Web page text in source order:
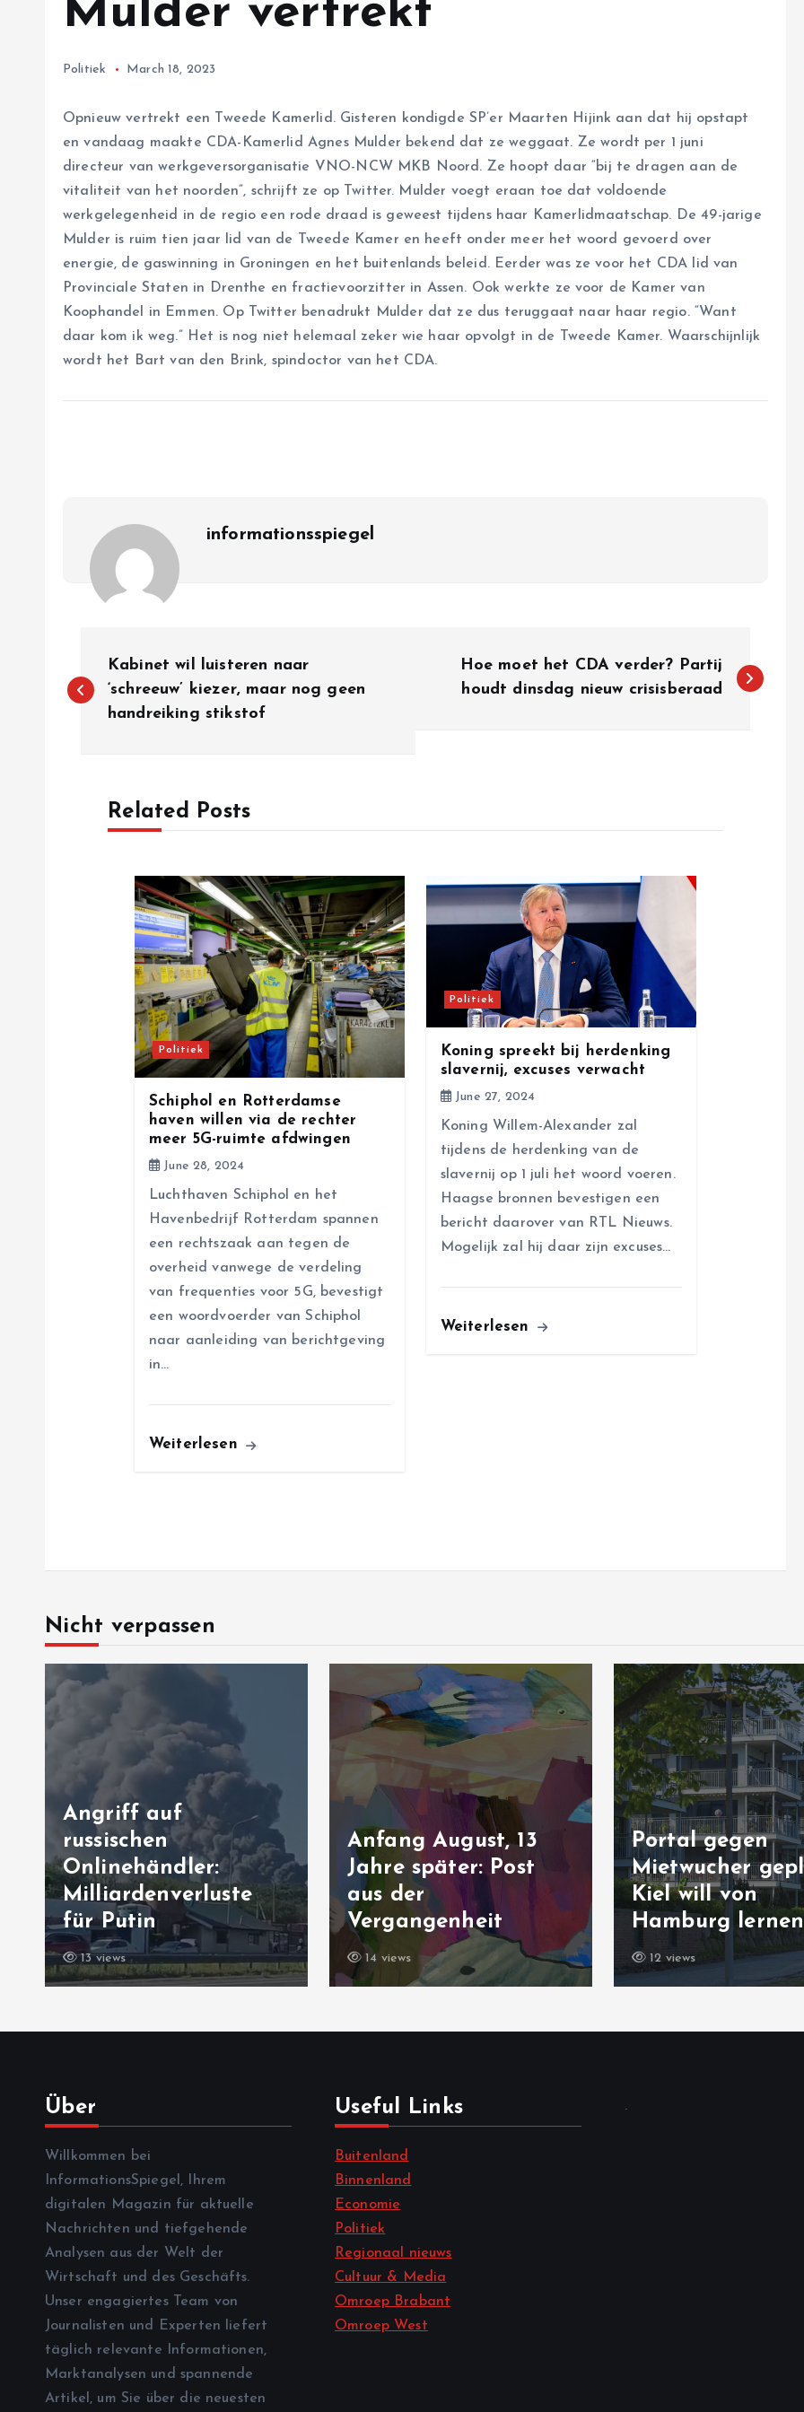
Mulder vertrekt
Politiek March 18, 2023
Opnieuw vertrekt een Tweede Kamerlid. Gisteren kondigde SP’er Maarten Hijink aan dat hij opstapt
en vandaag maakte CDA-Kamerlid Agnes Mulder bekend dat ze weggaat. Ze wordt per 1 juni
directeur van werkgeversorganisatie VNO-NCW MKB Noord. Ze hoopt daar “bij te dragen aan de
vitaliteit van het noorden”, schrijft ze op Twitter. Mulder voegt eraan toe dat voldoende
werkgelegenheid in de regio een rode draad is geweest tijdens haar Kamerlidmaatschap. De 49-jarige
Mulder is ruim tien jaar lid van de Tweede Kamer en heeft onder meer het woord gevoerd over
energie, de gaswinning in Groningen en het buitenlands beleid. Eerder was ze voor het CDA lid van
Provinciale Staten in Drenthe en fractievoorzitter in Assen. Ook werkte ze voor de Kamer van
Koophandel in Emmen. Op Twitter benadrukt Mulder dat ze dus teruggaat naar haar regio. “Want
daar kom ik weg.” Het is nog niet helemaal zeker wie haar opvolgt in de Tweede Kamer. Waarschijnlijk
wordt het Bart van den Brink, spindoctor van het CDA.
informationsspiegel
o
Kabinet wil luisteren naar
‘schreeuw’ kiezer, maar nog geen
handreiking stikstof
Hoe moet het CDA verder? Partij
houdt dinsdag nieuw crisisberaad
Related Posts
Politiek
Schiphol en Rotterdamse
haven willen via de rechter
meer 5G-ruimte afdwingen
June 28, 2024
Luchthaven Schiphol en het
Havenbedrijf Rotterdam spannen
een rechtszaak aan tegen de
overheid vanwege de verdeling
van frequenties voor 5G, bevestigt
een woordvoerder van Schiphol
naar aanleiding van berichtgeving
in…
Weiterlesen
Politiek
Koning spreekt bij herdenking
slavernij, excuses verwacht
June 27, 2024
Koning Willem-Alexander zal
tijdens de herdenking van de
slavernij op 1 juli het woord voeren.
Haagse bronnen bevestigen een
bericht daarover van RTL Nieuws.
Mogelijk zal hij daar zijn excuses…
Weiterlesen
Nicht verpassen
Angriff auf
russischen
Onlinehändler:
Milliardenverluste
für Putin
13 views
Anfang August, 13
Jahre später: Post
aus der
Vergangenheit
14 views
Portal gegen
Mietwucher
Kiel will von
Hamburg lernen
12 views
Über
Willkommen bei
InformationsSpiegel, Ihrem
digitalen Magazin für aktuelle
Nachrichten und tiefgehende
Analysen aus der Welt der
Wirtschaft und des Geschäfts.
Unser engagiertes Team von
Journalisten und Experten liefert
täglich relevante Informationen,
Marktanalysen und spannende
Artikel, um Sie über die neuesten
Useful Links
Buitenland
Binnenland
Economie
Politiek
Regionaal nieuws
Cultuur & Media
Omroep Brabant
Omroep West
.